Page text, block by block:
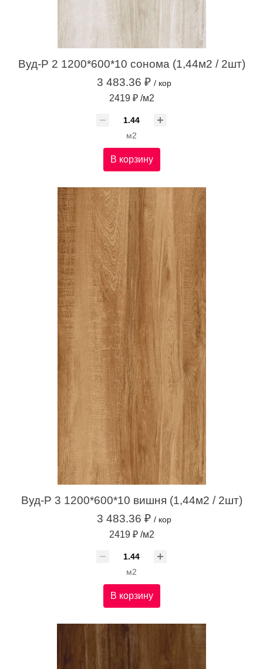
Вуд-Р 2 1200*600*10 сонома (1,44м2 / 2шт)
3 483.36 ₽ / кор
2419 ₽ /м2
м2
В корзину
Вуд-Р 3 1200*600*10 вишня (1,44м2 / 2шт)
3 483.36 ₽ / кор
2419 ₽ /м2
м2
В корзину